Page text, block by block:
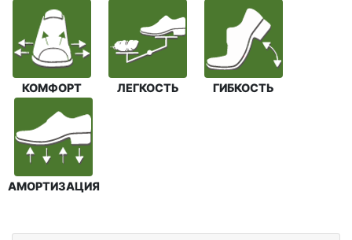
КОМФОРТ ЛЕГКОСТЬ ГИБКОСТЬ
АМОРТИЗАЦИЯ